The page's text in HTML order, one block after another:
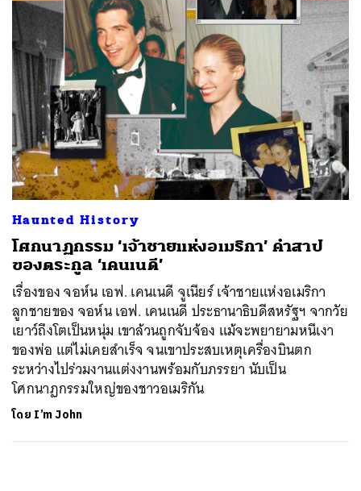
Haunted History
โศกนาฏกรรม ‘เจ้าชายแห่งอเมริกา’ คำสาป
ของตระกูล ‘เคนเนดี’
เรื่องของ จอห์น เอฟ. เคนเนดี จูเนียร์ เจ้าชายแห่งอเมริกา
ลูกชายของ จอห์น เอฟ. เคนเนดี ประธานาธิบดีสหรัฐฯ จากวัย
เยาว์ถึงโตเป็นหนุ่ม เขาล้วนถูกจับจ้อง แม้จะพยายามหนีเงา
ของพ่อ แต่ไม่เคยสำเร็จ จนเขาประสบเหตุเครื่องบินตก
ระหว่างไปร่วมงานแต่งงานพร้อมกับภรรยา นับเป็น
โศกนาฏกรรมใหญ่ของชาวอเมริกัน
โดย I’m John
ค้นหา
SHARE TWEET